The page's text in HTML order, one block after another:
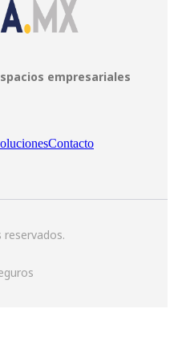
empresariales
Contacto